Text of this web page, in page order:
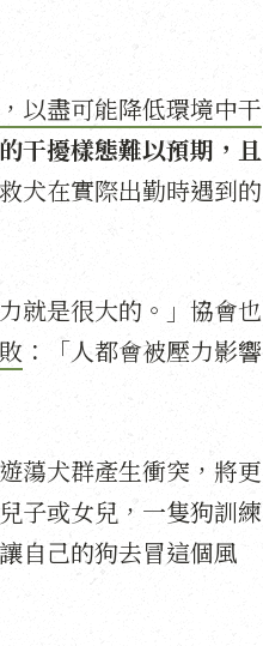
以盡可能降低環境中干
干擾樣態難以預期，且
救犬在實際出勤時遇到的
就是很大的。」協會也
：「人都會被壓力影響
蕩犬群產生衝突，將更
子或女兒，一隻狗訓練
自己的狗去冒這個風